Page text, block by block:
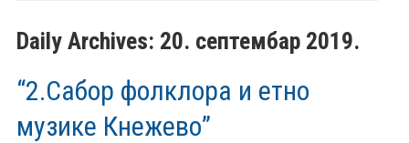
Daily Archives: 20. септембар 2019.
“2.Сабор фолклора и етно
музике Кнежево”